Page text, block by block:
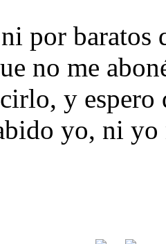
por baratos
no me
y espero
yo, ni